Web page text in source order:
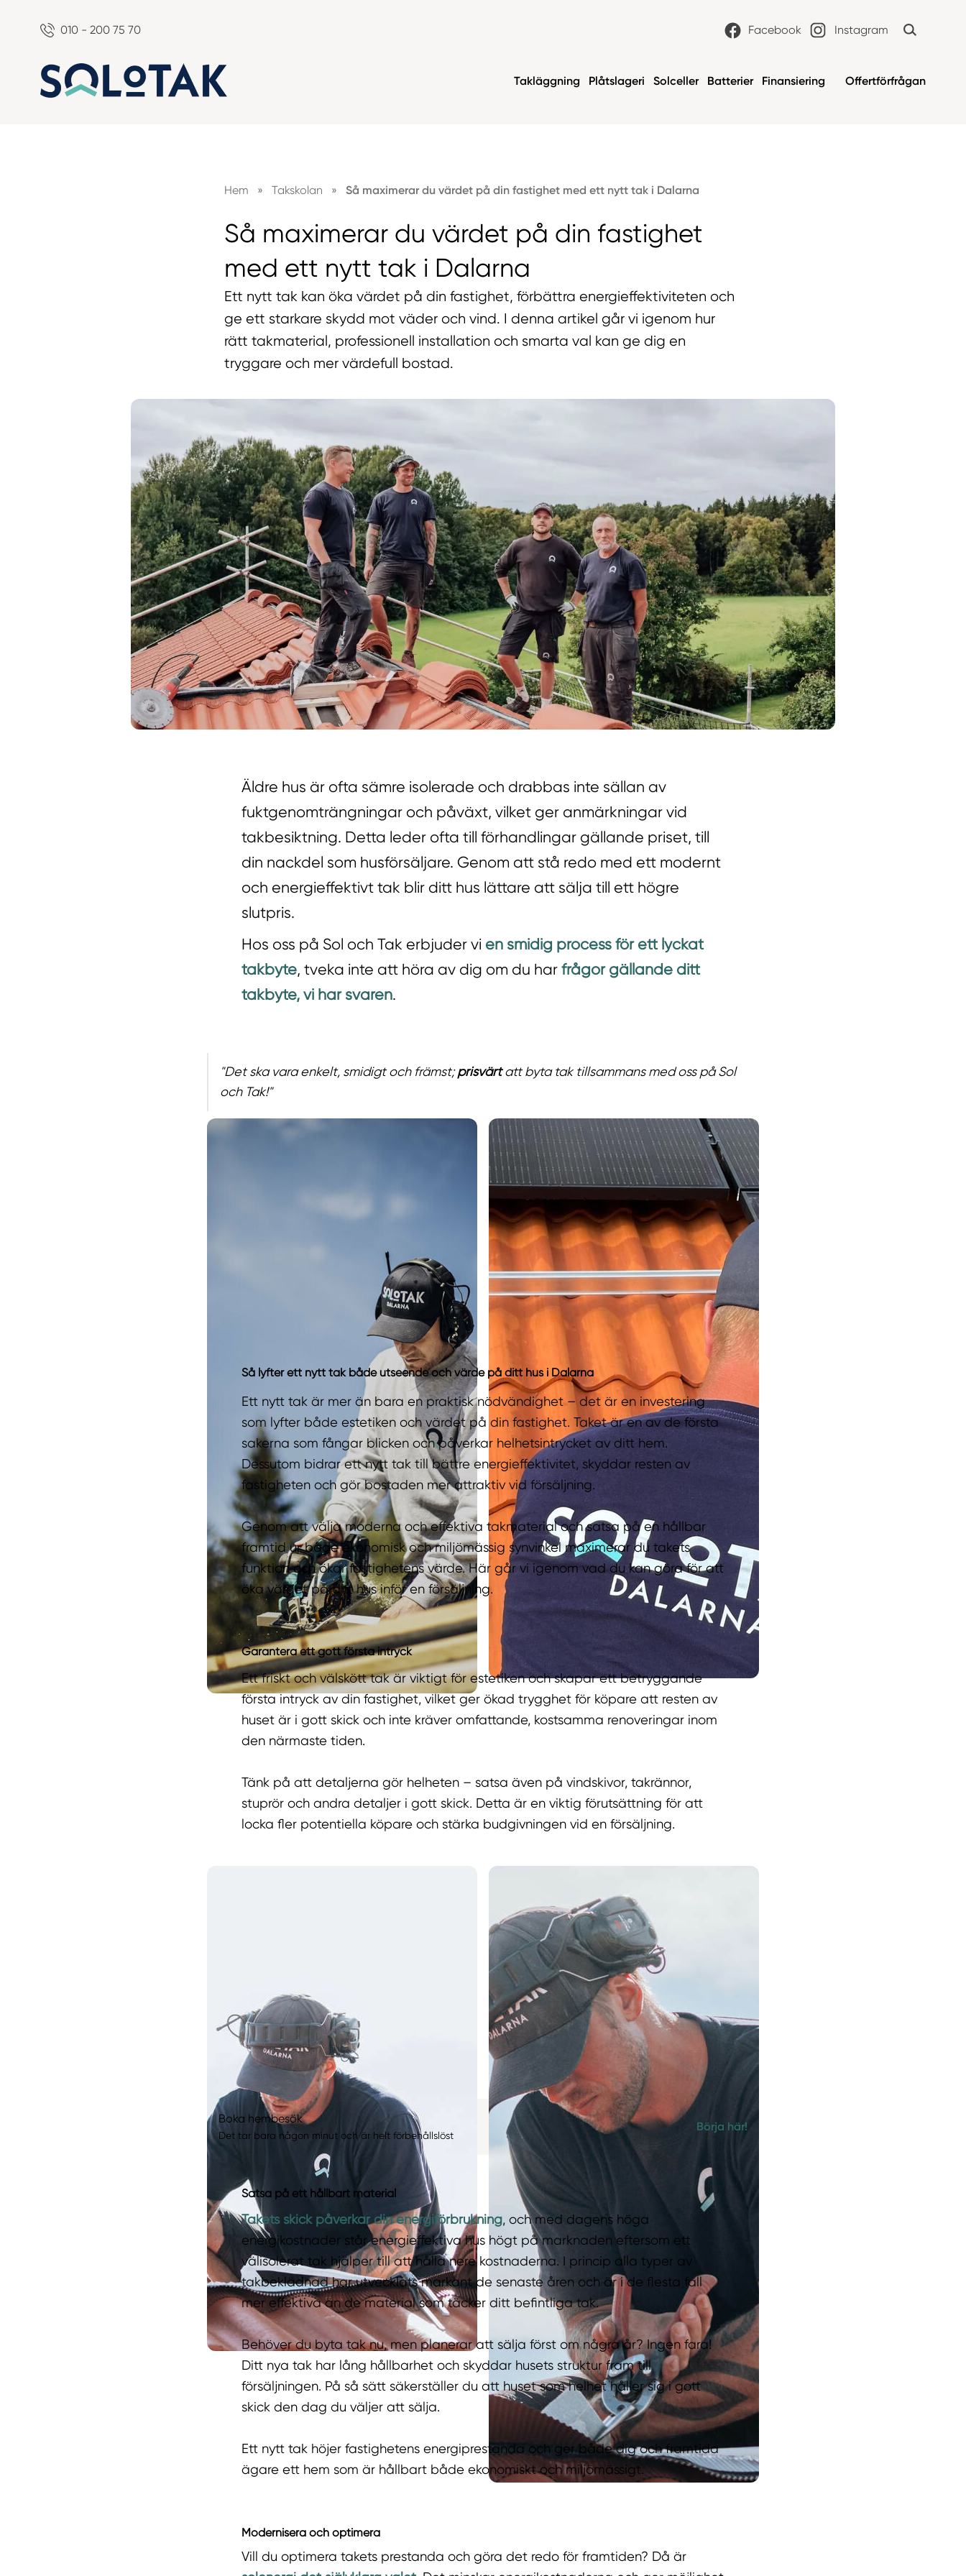
010 - 200 75 70 Facebook Instagram
Takläggning Plåtslageri Solceller Batterier Finansiering Offertförfrågan
Hem » Takskolan » Så maximerar du värdet på din fastighet med ett nytt tak i Dalarna
Så maximerar du värdet på din fastighet
med ett nytt tak i Dalarna
Ett nytt tak kan öka värdet på din fastighet, förbättra energieffektiviteten och
ge ett starkare skydd mot väder och vind. I denna artikel går vi igenom hur
rätt takmaterial, professionell installation och smarta val kan ge dig en
tryggare och mer värdefull bostad.
Äldre hus är ofta sämre isolerade och drabbas inte sällan av
fuktgenomträngningar och påväxt, vilket ger anmärkningar vid
takbesiktning. Detta leder ofta till förhandlingar gällande priset, till
din nackdel som husförsäljare. Genom att stå redo med ett modernt
och energieffektivt tak blir ditt hus lättare att sälja till ett högre
slutpris.
Hos oss på Sol och Tak erbjuder vi en smidig process för ett lyckat
takbyte, tveka inte att höra av dig om du har frågor gällande ditt
takbyte, vi har svaren.
"Det ska vara enkelt, smidigt och främst;prisvärtatt byta tak tillsammans med oss på Sol
och Tak!"
Så lyfter ett nytt tak både utseende och värde på ditt hus i Dalarna
Ett nytt tak är mer än bara en praktisk nödvändighet – det är en investering
som lyfter både estetiken och värdet på din fastighet. Taket är en av de första
sakerna som fångar blicken och påverkar helhetsintrycket av ditt hem.
Dessutom bidrar ett nytt tak till bättre energieffektivitet, skyddar resten av
fastigheten och gör bostaden mer attraktiv vid försäljning.
Genom att välja moderna och effektiva takmaterial och satsa på en hållbar
framtid ur både ekonomisk och miljömässig synvinkel maximerar du takets
funktion och ökar fastighetens värde. Här går vi igenom vad du kan göra för att
öka värdet på ditt hus inför en försäljning.
Garantera ett gott första intryck
Ett friskt och välskött tak är viktigt för estetiken och skapar ett betryggande
första intryck av din fastighet, vilket ger ökad trygghet för köpare att resten av
huset är i gott skick och inte kräver omfattande, kostsamma renoveringar inom
den närmaste tiden.
Tänk på att detaljerna gör helheten – satsa även på vindskivor, takrännor,
stuprör och andra detaljer i gott skick. Detta är en viktig förutsättning för att
locka fler potentiella köpare och stärka budgivningen vid en försäljning.
Boka hembesök
Det tar bara någon minut och är helt förbehållslöst
Börja här!
Satsa på ett hållbart material
Takets skick påverkar din energiförbrukning, och med dagens höga
energikostnader står energieffektiva hus högt på marknaden eftersom ett
välisolerat tak hjälper till att hålla nere kostnaderna. I princip alla typer av
takbeklädnad har utvecklats markant de senaste åren och är i de flesta fall
mer effektiva än de material som täcker ditt befintliga tak.
Behöver du byta tak nu, men planerar att sälja först om några år? Ingen fara!
Ditt nya tak har lång hållbarhet och skyddar husets struktur fram till
försäljningen. På så sätt säkerställer du att huset som helhet håller sig i gott
skick den dag du väljer att sälja.
Ett nytt tak höjer fastighetens energiprestanda och ger både dig och framtida
ägare ett hem som är hållbart både ekonomiskt och miljömässigt.
Modernisera och optimera
Vill du optimera takets prestanda och göra det redo för framtiden? Då är